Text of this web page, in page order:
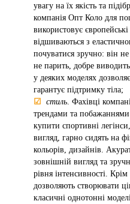
увагу на їх якість та
компанія Опт Коло для
використовує
відшиваються з
почуватися зручно: він не
не парить, добре
у деяких моделях
гарантує підтримку тіла;
☑ стиль . Фахівці
трендами та
купити спортивні
вигляд, гарно сидять на
кольорів, дизайнів.
зовнішній вигляд та
рівня інтенсивності.
дозволяють створювати
класичні однотонні